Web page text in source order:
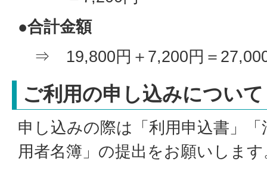
●合計金額
⇒ 19,800円＋7,200円＝
ご利用の申し込みについて
申し込みの際は「利用申込書」
用者名簿」の提出をお願いします